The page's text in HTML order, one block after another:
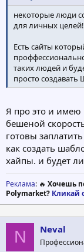
некоторые люди
для личных целей!
Есть сайты
таких людей и
просто
Я про это и имею
бешеной
готовы
как создать
хайпы. и будет
Реклама: 🔥 Хочешь
Polymarket? Кликай
N Neval